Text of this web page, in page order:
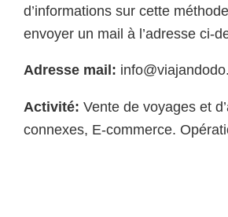
d’informations sur cette
envoyer un mail à l’adresse ci-
Adresse mail:
Activité: Vente de voyages et
connexes, E-commerce.